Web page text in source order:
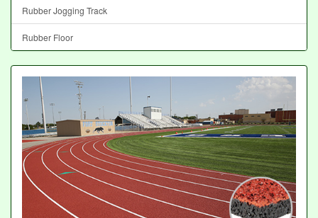
Rubber Jogging Track
Rubber Floor